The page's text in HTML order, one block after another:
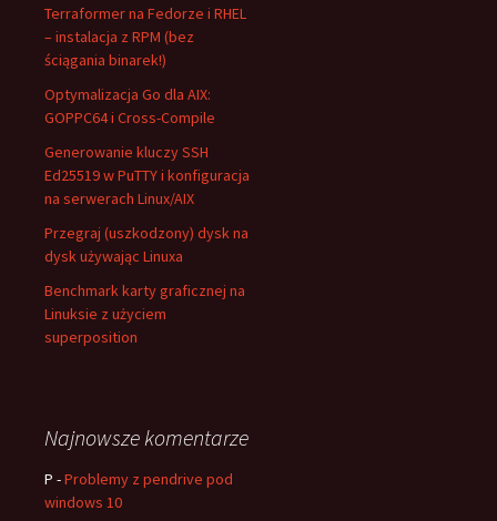
Terraformer na Fedorze i RHEL
– instalacja z RPM (bez
ściągania binarek!)
Optymalizacja Go dla AIX:
GOPPC64 i Cross-Compile
Generowanie kluczy SSH
Ed25519 w PuTTY i konfiguracja
na serwerach Linux/AIX
Przegraj (uszkodzony) dysk na
dysk używając Linuxa
Benchmark karty graficznej na
Linuksie z użyciem
superposition
Najnowsze komentarze
P -Problemy z pendrive pod
windows 10